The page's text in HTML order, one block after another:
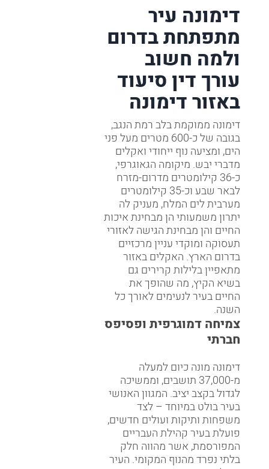
דימונה עיר
מתפתחת בדרום
ולמה חשוב
עורך דין סיעוד
באזור דימונה
דימונה ממוקמת בלב רמת הנגב,
בגובה של כ-600 מטרים מעל פני
הים, ומציעה נוף ייחודי ואקלים
מדברי יבש. מיקומה הגאוגרפי,
כ-36 קילומטרים מדרום-מזרח
לבאר שבע וכ-35 קילומטרים
מערבית לים המלח, מעניק לה
יתרון משמעותי הן מבחינת איכות
החיים והן מבחינת הגישה לאזורי
תעסוקה ומוקדי עניין מרכזיים
בדרום הארץ. האקלים באזור
מתאפיין בלילות קרירים גם
בשיא הקיץ, מה שהופך את
החיים בעיר לנעימים לאורך כל
השנה.
צמיחה דמוגרפית ופסיפס
חברתי
דימונה מונה כיום למעלה
מ-37,000 תושבים, וממשיכה
לגדול בקצב יציב. המגוון האנושי
בעיר בולט במיוחד – לצד
משפחות ותיקות ועולים חדשים,
פועלת בעיר קהילת העבריים
המפורסמת, אשר מהווה חלק
בלתי נפרד מהנוף המקומי. העיר